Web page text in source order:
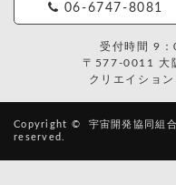
06-6747-8081
受付時間 9：
〒577-0011 大
クリエイショ
Copyright © 宇宙開発協同組
reserved.